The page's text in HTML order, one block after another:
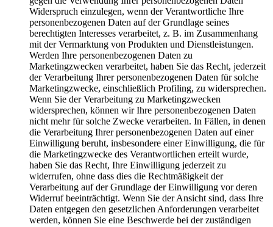
Widerspruch einzulegen, wenn der Verantwortliche Ihre
personenbezogenen Daten auf der Grundlage seines
berechtigten Interesses verarbeitet, z. B. im Zusammenhang
mit der Vermarktung von Produkten und Dienstleistungen.
Werden Ihre personenbezogenen Daten zu
Marketingzwecken verarbeitet, haben Sie das Recht, jederzeit
der Verarbeitung Ihrer personenbezogenen Daten für solche
Marketingzwecke, einschließlich Profiling, zu widersprechen.
Wenn Sie der Verarbeitung zu Marketingzwecken
widersprechen, können wir Ihre personenbezogenen Daten
nicht mehr für solche Zwecke verarbeiten. In Fällen, in denen
die Verarbeitung Ihrer personenbezogenen Daten auf einer
Einwilligung beruht, insbesondere einer Einwilligung, die für
die Marketingzwecke des Verantwortlichen erteilt wurde,
haben Sie das Recht, Ihre Einwilligung jederzeit zu
widerrufen, ohne dass dies die Rechtmäßigkeit der
Verarbeitung auf der Grundlage der Einwilligung vor deren
Widerruf beeinträchtigt. Wenn Sie der Ansicht sind, dass Ihre
Daten entgegen den gesetzlichen Anforderungen verarbeitet
werden, können Sie eine Beschwerde bei der zuständigen